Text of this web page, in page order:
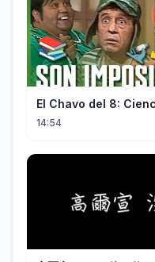
El Chavo del 8:
14:54